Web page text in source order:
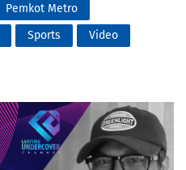
Pemkot Metro
Sports
Video